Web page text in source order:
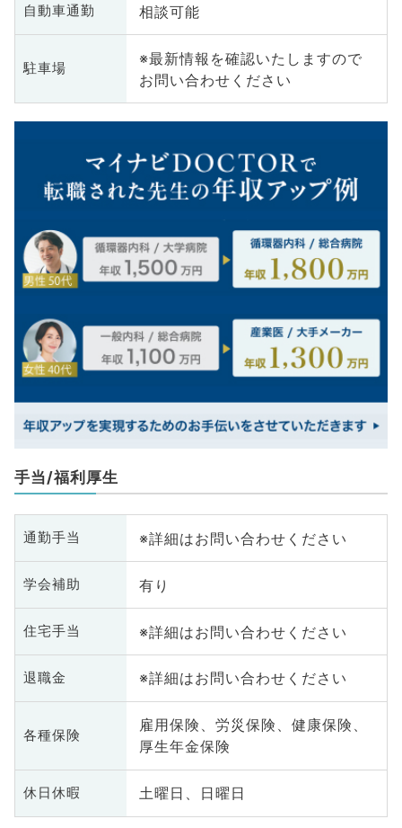
自動車通勤 相談可能
駐車場
※最新情報を確認いたしますので
お問い合わせください
手当/福利厚生
通勤手当 ※詳細はお問い合わせください
学会補助 有り
住宅手当 ※詳細はお問い合わせください
退職金 ※詳細はお問い合わせください
各種保険
雇用保険、労災保険、健康保険、
厚生年金保険
休日休暇 土曜日、日曜日